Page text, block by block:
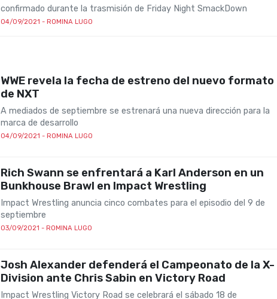
confirmado durante la trasmisión de Friday Night SmackDown
04/09/2021 - ROMINA LUGO
WWE revela la fecha de estreno del nuevo formato
de NXT
A mediados de septiembre se estrenará una nueva dirección para la
marca de desarrollo
04/09/2021 - ROMINA LUGO
Rich Swann se enfrentará a Karl Anderson en un
Bunkhouse Brawl en Impact Wrestling
Impact Wrestling anuncia cinco combates para el episodio del 9 de
septiembre
03/09/2021 - ROMINA LUGO
Josh Alexander defenderá el Campeonato de la X-
Division ante Chris Sabin en Victory Road
Impact Wrestling Victory Road se celebrará el sábado 18 de